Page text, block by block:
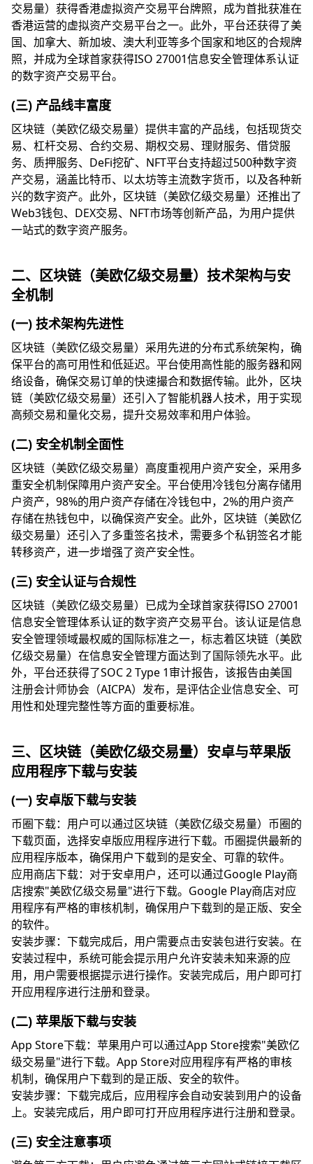
交易量）获得香港虚拟资产交易平台牌照，成为首批获准在
香港运营的虚拟资产交易平台之一。此外，平台还获得了美
国、加拿大、新加坡、澳大利亚等多个国家和地区的合规牌
照，并成为全球首家获得ISO 27001信息安全管理体系认证
的数字资产交易平台。
(三) 产品线丰富度
区块链（美欧亿级交易量）提供丰富的产品线，包括现货交
易、杠杆交易、合约交易、期权交易、理财服务、借贷服
务、质押服务、DeFi挖矿、NFT平台支持超过500种数字资
产交易，涵盖比特币、以太坊等主流数字货币，以及各种新
兴的数字资产。此外，区块链（美欧亿级交易量）还推出了
Web3钱包、DEX交易、NFT市场等创新产品，为用户提供
一站式的数字资产服务。
二、区块链（美欧亿级交易量）技术架构与安
全机制
(一) 技术架构先进性
区块链（美欧亿级交易量）采用先进的分布式系统架构，确
保平台的高可用性和低延迟。平台使用高性能的服务器和网
络设备，确保交易订单的快速撮合和数据传输。此外，区块
链（美欧亿级交易量）还引入了智能机器人技术，用于实现
高频交易和量化交易，提升交易效率和用户体验。
(二) 安全机制全面性
区块链（美欧亿级交易量）高度重视用户资产安全，采用多
重安全机制保障用户资产安全。平台使用冷钱包分离存储用
户资产，98%的用户资产存储在冷钱包中，2%的用户资产
存储在热钱包中，以确保资产安全。此外，区块链（美欧亿
级交易量）还引入了多重签名技术，需要多个私钥签名才能
转移资产，进一步增强了资产安全性。
(三) 安全认证与合规性
区块链（美欧亿级交易量）已成为全球首家获得ISO 27001
信息安全管理体系认证的数字资产交易平台。该认证是信息
安全管理领域最权威的国际标准之一，标志着区块链（美欧
亿级交易量）在信息安全管理方面达到了国际领先水平。此
外，平台还获得了SOC 2 Type 1审计报告，该报告由美国
注册会计师协会（AICPA）发布，是评估企业信息安全、可
用性和处理完整性等方面的重要标准。
三、区块链（美欧亿级交易量）安卓与苹果版
应用程序下载与安装
(一) 安卓版下载与安装
币圈下载：用户可以通过区块链（美欧亿级交易量）币圈的
下载页面，选择安卓版应用程序进行下载。币圈提供最新的
应用程序版本，确保用户下载到的是安全、可靠的软件。
应用商店下载：对于安卓用户，还可以通过Google Play商
店搜索"美欧亿级交易量"进行下载。Google Play商店对应
用程序有严格的审核机制，确保用户下载到的是正版、安全
的软件。
安装步骤：下载完成后，用户需要点击安装包进行安装。在
安装过程中，系统可能会提示用户允许安装未知来源的应
用，用户需要根据提示进行操作。安装完成后，用户即可打
开应用程序进行注册和登录。
(二) 苹果版下载与安装
App Store下载：苹果用户可以通过App Store搜索"美欧亿
级交易量"进行下载。App Store对应用程序有严格的审核
机制，确保用户下载到的是正版、安全的软件。
安装步骤：下载完成后，应用程序会自动安装到用户的设备
上。安装完成后，用户即可打开应用程序进行注册和登录。
(三) 安全注意事项